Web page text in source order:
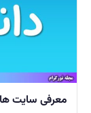
معرفی سایت